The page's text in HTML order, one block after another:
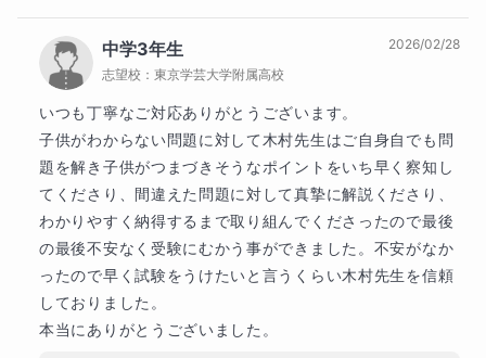
2023年　東京大学学際情報学府卒業
【免許・資格】
高等学校教諭一種免許状(数学)、数学検定1級、統計検
定準1級
ていた姿は大変素晴らしかったと思います。
限られた時間の中で焦りや不安もあったかと
思いますが、私のご指導に対し、毎回本当に
真剣に取り組んでくださいました。
ご希望された結果に届かなかったことについ
て、「家庭の責任」「実力不足」とご自身た
ちを責められていらっしゃいますが、どうか
ご自身を責めないでください。極度の緊張や
プレッシャーの中で本番の席に座り、最後ま
で戦い抜いたご経験は、間違いなく娘様の今
後の人生において大きな糧になると確信して
中学3年生
志望校： 東京学芸大学附属高校
2026/02/28
いつも丁寧なご対応ありがとうございます。
子供がわからない問題に対して木村先生はご自身自でも問
題を解き子供がつまづきそうなポイントをいち早く察知し
てくださり、間違えた問題に対して真摯に解説くださり、
わかりやすく納得するまで取り組んでくださったので最後
の最後不安なく受験にむかう事ができました。不安がなか
ったので早く試験をうけたいと言うくらい木村先生を信頼
しておりました。
本当にありがとうございました。